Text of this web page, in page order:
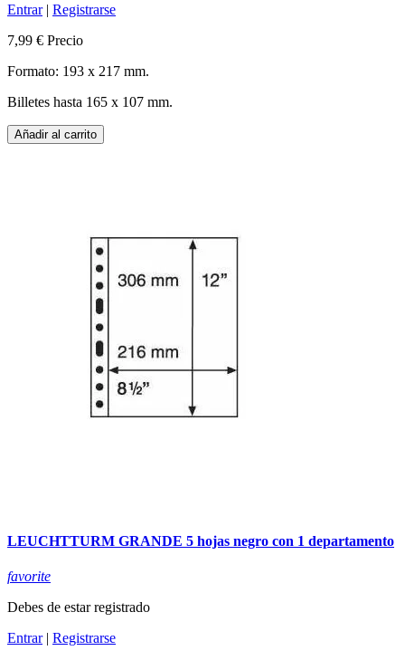
Entrar| Registrarse
7,99 € Precio
Formato: 193 x 217 mm.
Billetes hasta 165 x 107 mm.
Añadir al carrito
LEUCHTTURM GRANDE 5 hojas negro con 1 departamento
favorite
Debes de estar registrado
Entrar| Registrarse